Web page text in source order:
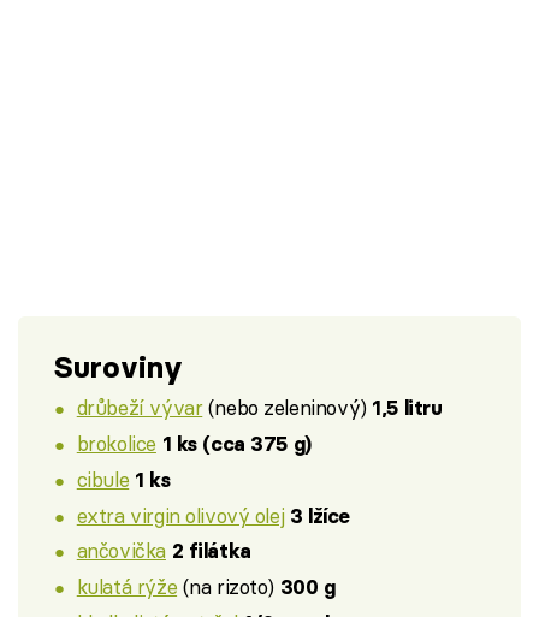
Suroviny
drůbeží vývar(nebo zeleninový) 1,5 litru
brokolice 1 ks (cca 375 g)
cibule 1 ks
extra virgin olivový olej 3 lžíce
ančovička 2 filátka
kulatá rýže (na rizoto) 300 g